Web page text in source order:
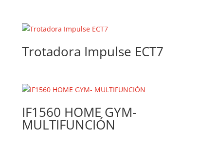
Trotadora Impulse ECT7
IF1560 HOME GYM-
MULTIFUNCIÓN